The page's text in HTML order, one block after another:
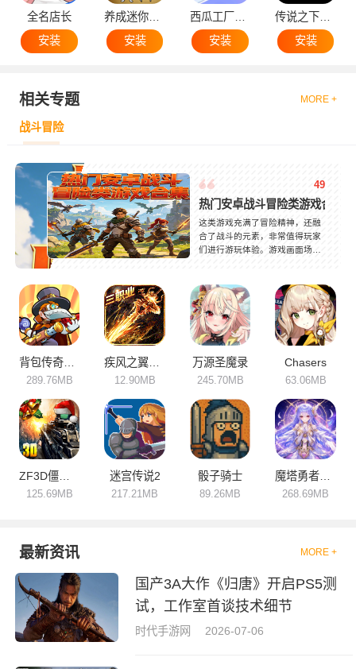
全名店长
安装
安装
西瓜工厂大亨
安装
安装
相关专题 MORE +
战斗冒险
49
热门安卓战斗冒险类游戏合集
这类游戏充满了冒险精神，还融
合了战斗的元素，非常值得玩家
们进行游玩体验。游戏画面场景
级各种武器，与敌人开展一场斗
争，闯关成功后还可以得到相对
应的奖励，非常好玩，对这类冒
险战斗感兴趣的小伙伴们千万不
要错过了，快来下载体验吧！
背包传奇冒险
289.76MB 12.90MB
万源圣魔录
245.70MB
Chasers
63.06MB
ZF3D僵尸前线3
125.69MB
迷宫传说2
217.21MB
骰子骑士
89.26MB
魔塔勇者圣女篇
268.69MB
最新资讯 MORE +
国产3A大作《归唐》开启PS5测
试，工作室首谈技术细节
时代手游网 2026-07-06